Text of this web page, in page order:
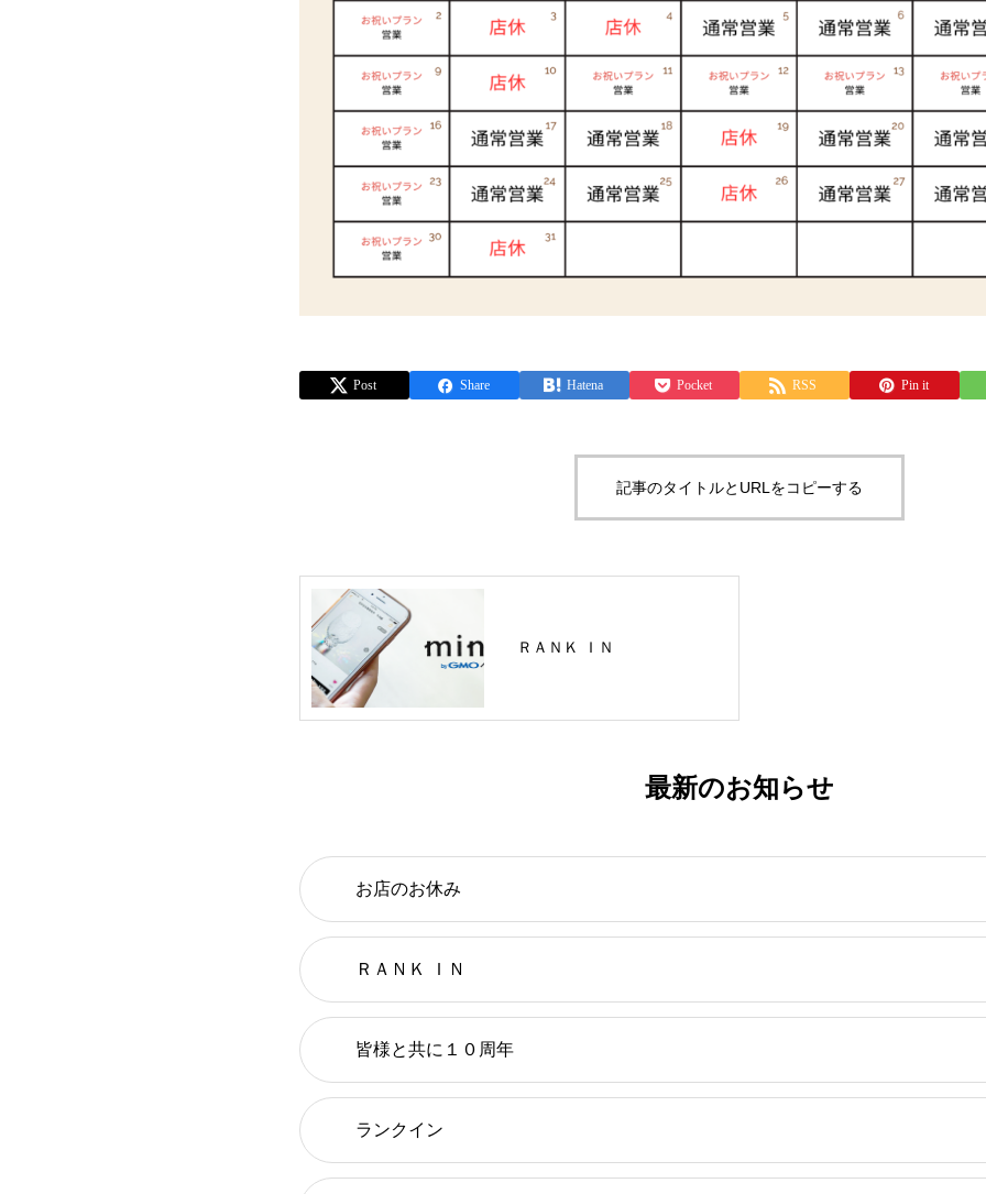
Post Share Hatena Pocket RSS Pin it
記事のタイトルとURLをコピーする
ＲＡＮＫ ＩＮ
最新のお知らせ
お店のお休み
ＲＡＮＫ ＩＮ
皆様と共に１０周年
ランクイン